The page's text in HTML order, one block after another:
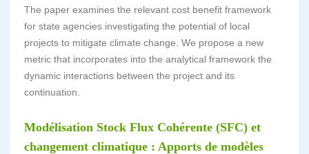
The paper examines the relevant cost benefit framework
for state agencies investigating the potential of local
projects to mitigate climate change. We propose a new
metric that incorporates into the analytical framework the
dynamic interactions between the project and its
continuation.
Modélisation Stock Flux Cohérente (SFC) et
changement climatique : Apports de modèles